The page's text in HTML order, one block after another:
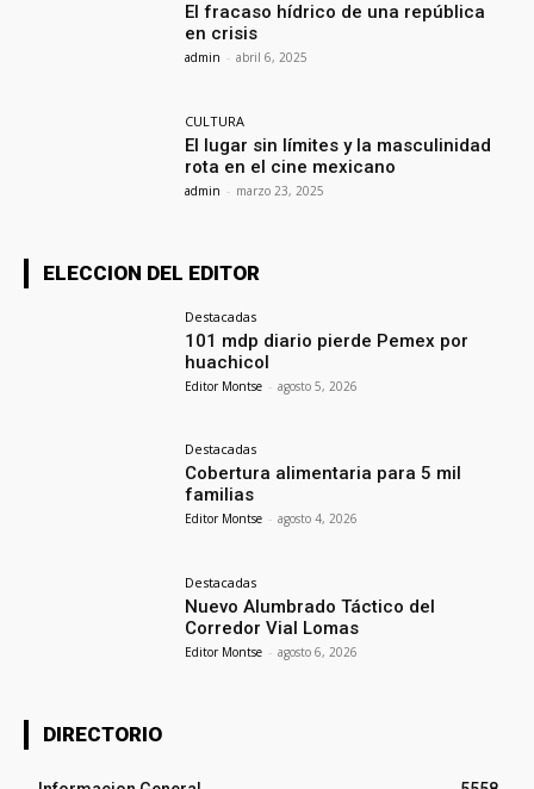
El fracaso hídrico de una república
en crisis
admin - abril 6, 2025
CULTURA
El lugar sin límites y la masculinidad
rota en el cine mexicano
admin - marzo 23, 2025
ELECCION DEL EDITOR
Destacadas
101 mdp diario pierde Pemex por
huachicol
Editor Montse - agosto 5, 2026
Destacadas
Cobertura alimentaria para 5 mil
familias
Editor Montse - agosto 4, 2026
Destacadas
Nuevo Alumbrado Táctico del
Corredor Vial Lomas
Editor Montse - agosto 6, 2026
DIRECTORIO